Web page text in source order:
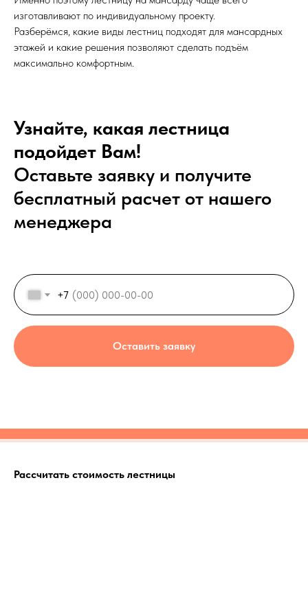
изготавливают по индивидуальному проекту.
Разберёмся, какие виды лестниц подходят для мансардных
этажей и какие решения позволяют сделать подъём
максимально комфортным.
Узнайте, какая лестница
подойдет Вам!
Оставьте заявку и получите
бесплатный расчет от нашего
менеджера
+7
Оставить заявку
Рассчитать стоимость лестницы